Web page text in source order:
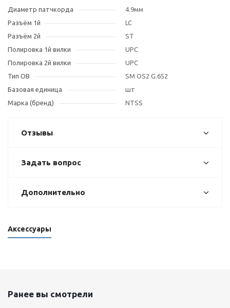
Диаметр патчкорда
4.9мм
Разъём 1й
LC
Разъём 2й
ST
Полировка 1й вилки
UPC
Полировка 2й вилки
UPC
Тип OB
SM OS2 G.652
Базовая единица
шт
Марка (бренд)
NTSS
Отзывы
Задать вопрос
Дополнительно
Аксессуары
Ранее вы смотрели